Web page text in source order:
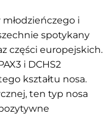
i
spotykany
części europejskich.
i DCHS2
kształtu nosa.
ten typ nosa